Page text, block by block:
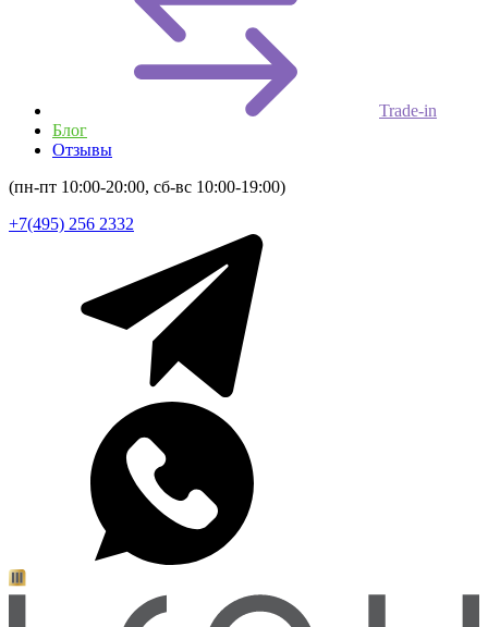
Trade-in
Блог
Отзывы
(пн-пт 10:00-20:00, сб-вс 10:00-19:00)
+7(495) 256 2332